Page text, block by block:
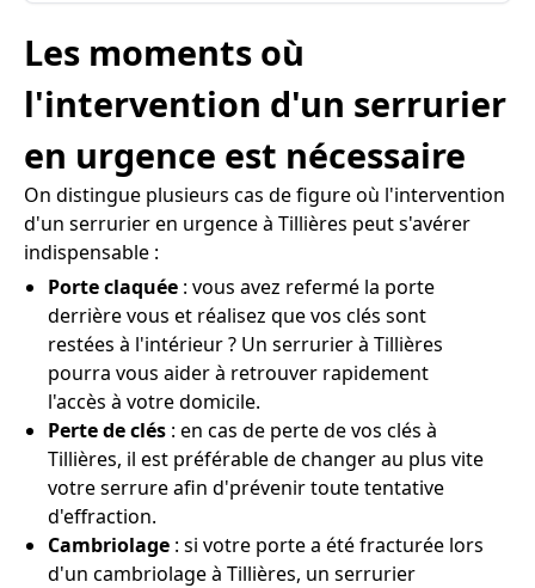
Les moments où
l'intervention d'un serrurier
en urgence est nécessaire
On distingue plusieurs cas de figure où l'intervention
d'un serrurier en urgence à Tillières peut s'avérer
indispensable :
Porte claquée : vous avez refermé la porte
derrière vous et réalisez que vos clés sont
restées à l'intérieur ? Un serrurier à Tillières
pourra vous aider à retrouver rapidement
l'accès à votre domicile.
Perte de clés : en cas de perte de vos clés à
Tillières, il est préférable de changer au plus vite
votre serrure afin d'prévenir toute tentative
d'effraction.
Cambriolage : si votre porte a été fracturée lors
d'un cambriolage à Tillières, un serrurier